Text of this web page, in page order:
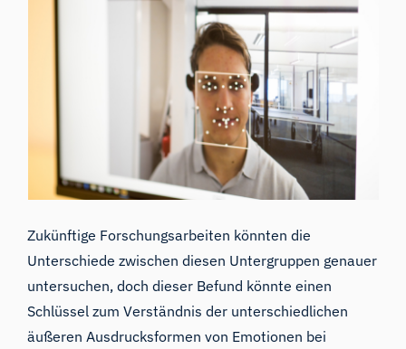
Zukünftige Forschungsarbeiten könnten die
Unterschiede zwischen diesen Untergruppen genauer
untersuchen, doch dieser Befund könnte einen
Schlüssel zum Verständnis der unterschiedlichen
äußeren Ausdrucksformen von Emotionen bei